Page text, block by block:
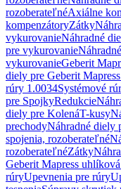
rozoberateľnéAxiálne
kompenzátoryZátky
vykurovanieNáhradné
pre vykurovanie
vykurovanieGeberit
diely pre Geberit
rúry 1.0034Systémové
pre SpojkyRedukcie
diely pre KolenáT-kusy
prechodyNáhradné diely
spojenia, rozoberateľné
rozoberateľnéZátky
Geberit Mapress
rúryUpevnenia pre rúry